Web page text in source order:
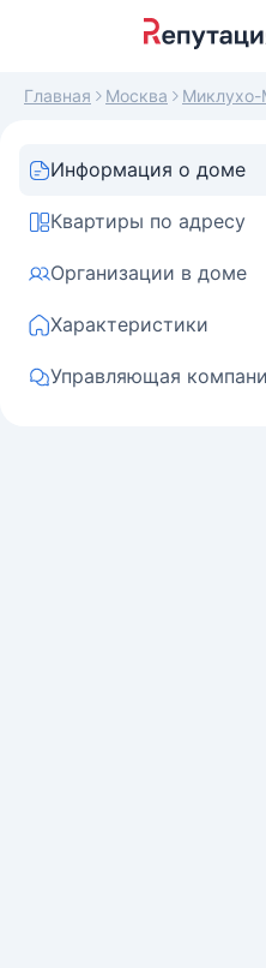
Главная Москва Миклухо-
Информация о доме
Квартиры по адресу
Организации в доме
Характеристики
Управляющая